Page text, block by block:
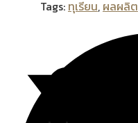
Tags: ทุเรียน, ผลผลิต